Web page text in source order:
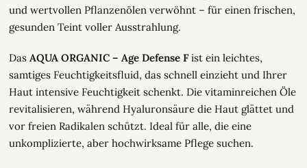
und wertvollen Pflanzenölen verwöhnt – für einen frischen,
gesunden Teint voller Ausstrahlung.
Das AQUA ORGANIC – Age Defense Fist ein leichtes,
samtiges Feuchtigkeitsfluid, das schnell einzieht und Ihrer
Haut intensive Feuchtigkeit schenkt. Die vitaminreichen Öle
revitalisieren, während Hyaluronsäure die Haut glättet und
vor freien Radikalen schützt. Ideal für alle, die eine
unkomplizierte, aber hochwirksame Pflege suchen.